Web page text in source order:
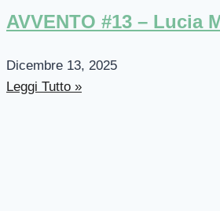
AVVENTO #13 – Lucia
Dicembre 13, 2025
Leggi Tutto »